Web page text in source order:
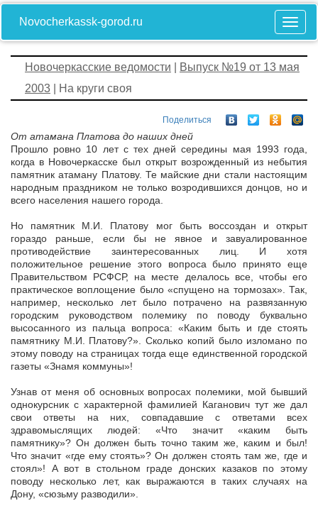
Novocherkassk-gorod.ru
Новочеркасские ведомости
Выпуск №19 от 13 мая
2003 | На круги своя
Поделиться
От атамана Платова до наших дней
Прошло ровно 10 лет с тех дней середины мая 1993 года,
когда в Новочеркасске был открыт возрожденный из небытия
памятник атаману Платову. Те майские дни стали настоящим
народным праздником не только возродившихся донцов, но и
всего населения нашего города.
Но памятник М.И. Платову мог быть воссоздан и открыт
гораздо раньше, если бы не явное и завуалированное
противодействие заинтересованных лиц. И хотя
положительное решение этого вопроса было принято еще
Правительством РСФСР, на месте делалось все, чтобы его
практическое воплощение было «спущено на тормозах». Так,
например, несколько лет было потрачено на развязанную
городским руководством полемику по поводу буквально
высосанного из пальца вопроса: «Каким быть и где стоять
памятнику М.И. Платову?». Сколько копий было изломано по
этому поводу на страницах тогда еще единственной городской
газеты «Знамя коммуны»!
Узнав от меня об основных вопросах полемики, мой бывший
однокурсник с характерной фамилией Каганович тут же дал
свои ответы на них, совпадавшие с ответами всех
здравомыслящих людей: «Что значит «каким быть
памятнику»? Он должен быть точно таким же, каким и был!
Что значит «где ему стоять»? Он должен стоять там же, где и
стоял»! А вот в стольном граде донских казаков по этому
поводу несколько лет, как выражаются в таких случаях на
Дону, «сюзьму разводили».